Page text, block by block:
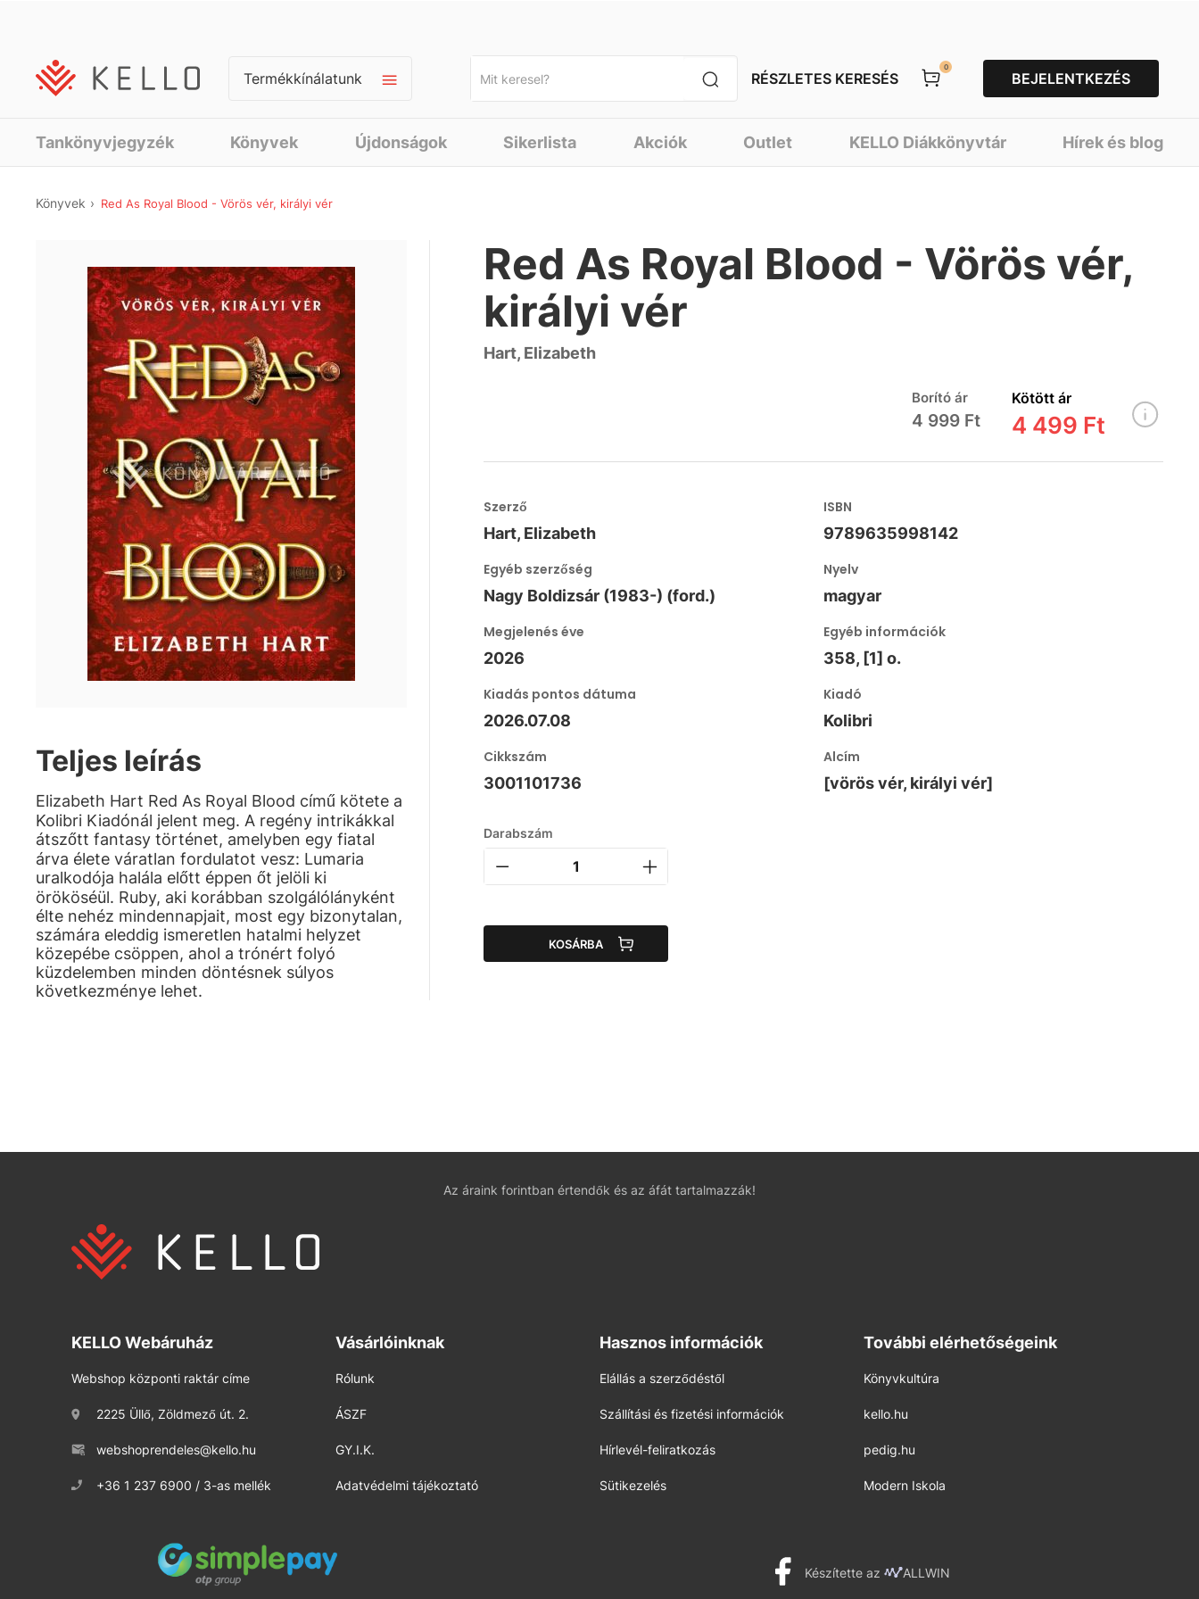
Termékkínálatunk RÉSZLETES KERESÉS
0
BEJELENTKEZÉS
Tankönyvjegyzék Könyvek Újdonságok Sikerlista Akciók Outlet KELLO Diákkönyvtár Hírek és blog
Könyvek Red As Royal Blood - Vörös vér, királyi vér
Teljes leírás
Elizabeth Hart Red As Royal Blood című kötete a
Kolibri Kiadónál jelent meg. A regény intrikákkal
átszőtt fantasy történet, amelyben egy fiatal
árva élete váratlan fordulatot vesz: Lumaria
uralkodója halála előtt éppen őt jelöli ki
örököséül. Ruby, aki korábban szolgálólányként
élte nehéz mindennapjait, most egy bizonytalan,
számára eleddig ismeretlen hatalmi helyzet
közepébe csöppen, ahol a trónért folyó
küzdelemben minden döntésnek súlyos
következménye lehet.
Red As Royal Blood - Vörös vér,
királyi vér
Hart, Elizabeth
Borító ár
4 999 Ft
Kötött ár
4 499 Ft
Szerző
Hart, Elizabeth
ISBN
9789635998142
Egyéb szerzőség
Nagy Boldizsár (1983-) (ford.)
Nyelv
magyar
Megjelenés éve
2026
Egyéb információk
358, [1] o.
Kiadás pontos dátuma
2026.07.08
Kiadó
Kolibri
Cikkszám
3001101736
Alcím
[vörös vér, királyi vér]
Darabszám
KOSÁRBA
Az áraink forintban értendők és az áfát tartalmazzák!
KELLO Webáruház
Webshop központi raktár címe
2225 Üllő, Zöldmező út. 2.
webshoprendeles@kello.hu
+36 1 237 6900 / 3-as mellék
Vásárlóinknak
Rólunk
ÁSZF
GY.I.K.
Adatvédelmi tájékoztató
Hasznos információk
Elállás a szerződéstől
Szállítási és fizetési információk
Hírlevél-feliratkozás
Sütikezelés
További elérhetőségeink
Könyvkultúra
kello.hu
pedig.hu
Modern Iskola
Készítette az ALLWIN